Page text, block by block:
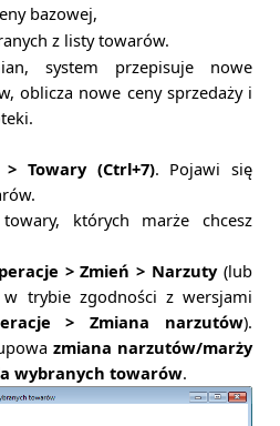
bazowej,
z listy towarów.
system przepisuje nowe
oblicza nowe ceny sprzedaży i
Towary (Ctrl+7). Pojawi się
których marże chcesz
> Zmień > Narzuty(lub
trybie zgodności z wersjami
> Zmiana narzutów).
zmiana narzutów/marży
wybranych towarów.